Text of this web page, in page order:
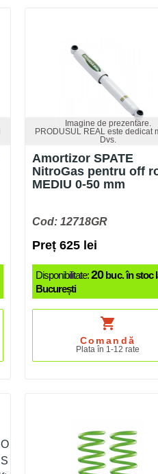
Imagine de prezentare.
PRODUSUL REAL este dedicat
Dvs.
Amortizor SPATE
NitroGas pentru off
MEDIU 0-50 mm
Cod: 12718GR
Preț 625 lei
Disponibilitate:20buc. în stoc
București
shopping_cart
Comandă
Plata în 1-12 rate